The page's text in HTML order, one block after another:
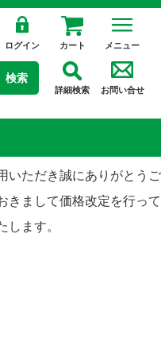
ログイン カート メニュー
検索
詳細検索 お問い合せ
いただき誠にありがとうご
きまして価格改定を行って
します。